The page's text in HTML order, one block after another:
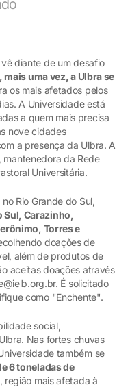
diante de um desafio
mais uma vez, a Ulbra se
os mais afetados pelos
A Universidade está
a quem mais precisa
nove cidades
a presença da Ulbra. A
da Rede
Universitária.
Rio Grande do Sul,
Sul, Carazinho,
Torres e
doações de
além de produtos de
aceitas doações através
É solicitado
como "Enchente".
social,
Nas fortes chuvas
também se
6 toneladas de
região mais afetada à